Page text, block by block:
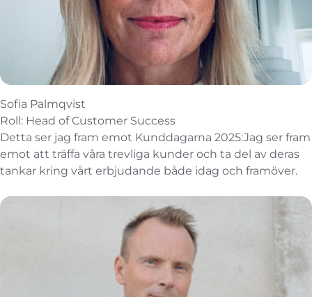
Sofia Palmqvist
Roll: Head of Customer Success
Detta ser jag fram emot Kunddagarna 2025:Jag ser fram
emot att träffa våra trevliga kunder och ta del av deras
tankar kring vårt erbjudande både idag och framöver.